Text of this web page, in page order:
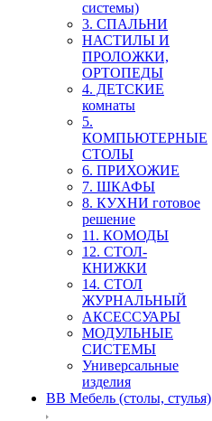
системы)
3. СПАЛЬНИ
НАСТИЛЫ И
ПРОЛОЖКИ,
ОРТОПЕДЫ
4. ДЕТСКИЕ
комнаты
5.
КОМПЬЮТЕРНЫЕ
СТОЛЫ
6. ПРИХОЖИЕ
7. ШКАФЫ
8. КУХНИ готовое
решение
11. КОМОДЫ
12. СТОЛ-
КНИЖКИ
14. СТОЛ
ЖУРНАЛЬНЫЙ
АКСЕССУАРЫ
МОДУЛЬНЫЕ
СИСТЕМЫ
Универсальные
изделия
ВВ Мебель (столы, стулья)